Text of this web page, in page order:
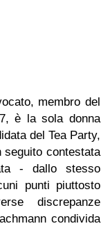
membro del
è la sola donna
del Tea Party,
contestata
- dallo stesso
punti piuttosto
discrepanze
condivida